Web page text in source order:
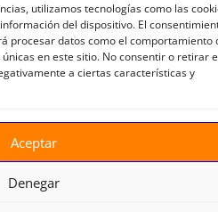
utilizamos tecnologías como las
del dispositivo. El
procesar datos como el comportamiento
en este sitio. No consentir o retirar
a ciertas características y
Aceptar
Denegar